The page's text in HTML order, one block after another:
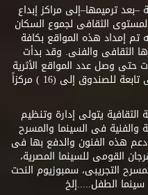
ترميمها–إلى مراكز إبداع
الثقافى لجموع السكان
تم إمداد هذه المواقع بكافة
الثقافى والفنى. وقد بدأت
وامتدت حتى وصل عدد المواقع الأثرية
التى تم تحويلها إلى مراكز إبداع فنى تابعة للصندوق إلى (16 ) مركزاً
يتولى إدارة وتنظيم
والفنية فى السينما والمسرح
هذه الفنون والدفع بها فى
القومى للسينما المصرية،
التجريبى، سمبوزيوم النحت
الطفل.....إلخ